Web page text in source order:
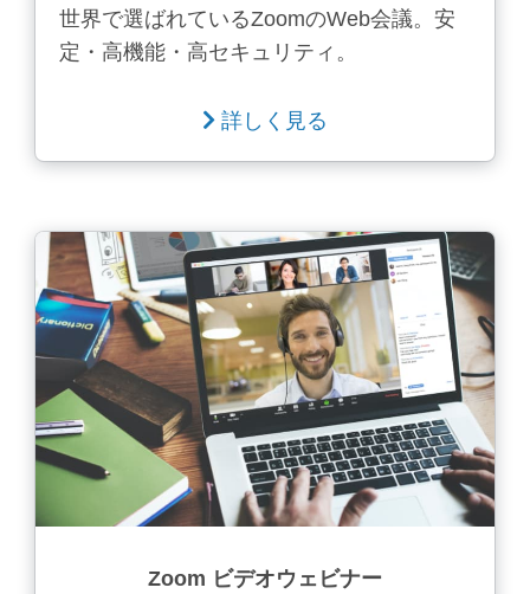
世界で選ばれているZoomのWeb会議。安
定・高機能・高セキュリティ。
詳しく見る
Zoom ビデオウェビナー